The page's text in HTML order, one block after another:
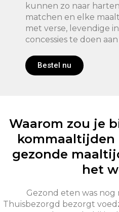
kunnen zo naar
matchen en elke
met verse, levendige
concessies te doen
Bestel nu
Waarom zou je
kommaaltijden
gezonde
het
Gezond eten was
Thuisbezorgd bezorgt